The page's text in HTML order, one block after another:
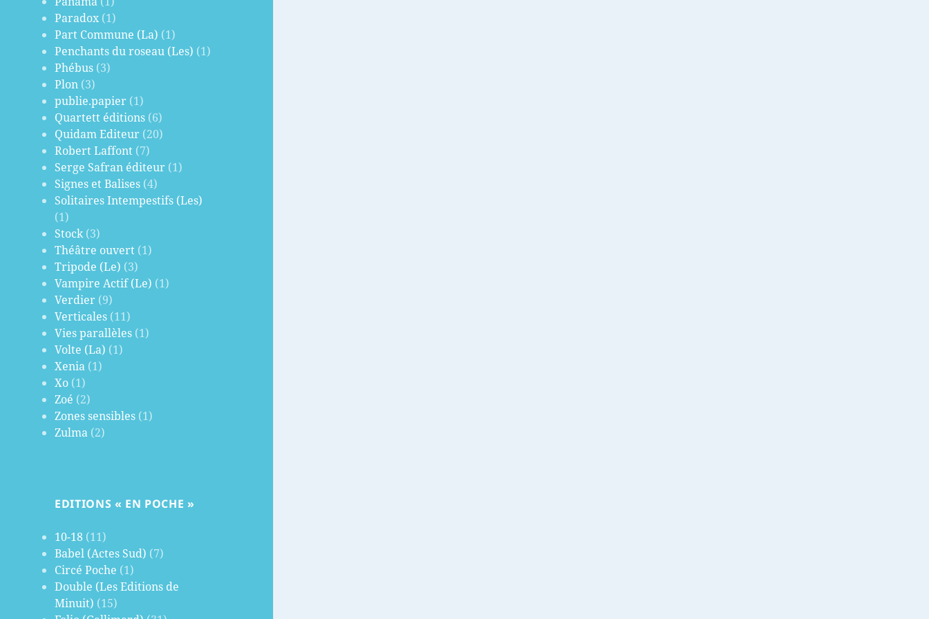
Paradox (1)
Part Commune (La) (1)
Penchants du roseau (Les) (1)
Phébus (3)
Plon (3)
publie.papier (1)
Quartett éditions (6)
Quidam Editeur (20)
Robert Laffont (7)
Serge Safran éditeur (1)
Signes et Balises (4)
Solitaires Intempestifs (Les)
(1)
Stock(3)
Théâtre ouvert (1)
Tripode (Le) (3)
Vampire Actif (Le) (1)
Verdier (9)
Verticales (11)
Vies parallèles (1)
Volte (La) (1)
Xenia (1)
Xo (1)
Zoé (2)
Zones sensibles (1)
Zulma (2)
EDITIONS « EN POCHE »
10-18 (11)
Babel (Actes Sud) (7)
Circé Poche (1)
Double (Les Editions de
Minuit) (15)